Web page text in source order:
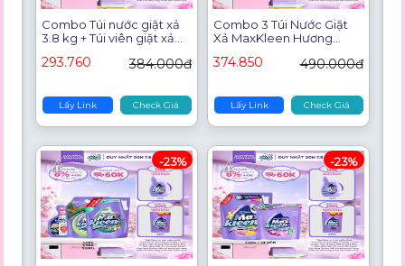
Combo Túi nước giặt xả
3.8 kg + Túi viên giặt xả
Huyền Diệu
293.760 384.000đ
Lấy Link Check Giá
Combo 3 Túi Nước Giặt
Xả MaxKleen Hương
(2.4kg/túi)
374.850 490.000đ
Lấy Link Check Giá
-23% -23%